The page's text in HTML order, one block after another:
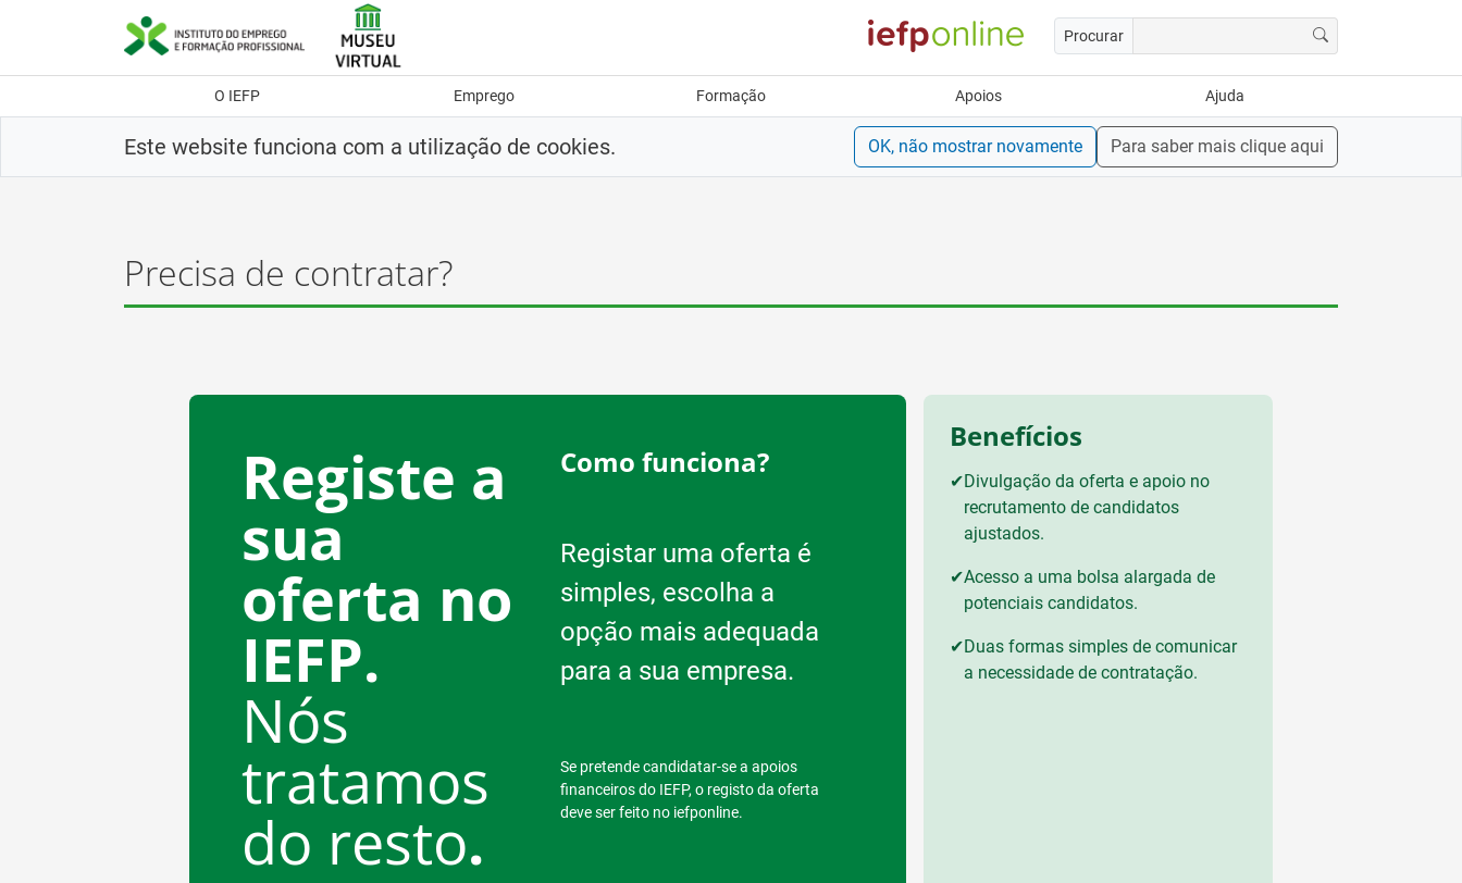
principal
Procurar
O IEFP Emprego Formação Apoios Ajuda
Este website funciona com a utilização de cookies. OK, não mostrar novamente Para saber mais clique aqui
Precisa de contratar?
Registe a
sua
oferta no
IEFP.
Nós
tratamos
do resto.
Como funciona?
Registar uma oferta é
simples, escolha a
opção mais adequada
para a sua empresa.
Se pretende candidatar-se a apoios
financeiros do IEFP, o registo da oferta
deve ser feito no iefponline.
Benefícios
✔Divulgação da oferta e apoio no
recrutamento de candidatos
ajustados.
✔Acesso a uma bolsa alargada de
potenciais candidatos.
✔Duas formas simples de comunicar
a necessidade de contratação.